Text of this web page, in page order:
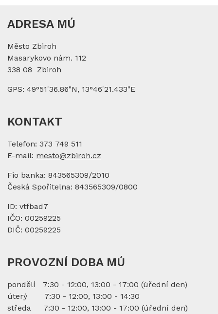
ADRESA MÚ
Město Zbiroh
Masarykovo nám. 112
338 08 Zbiroh
GPS: 49°51'36.86"N, 13°46'21.433"E
KONTAKT
Telefon: 373 749 511
E-mail: mesto@zbiroh.cz
Fio banka: 843565309/2010
Česká Spořitelna: 843565309/0800
ID: vtfbad7
IČO: 00259225
DIČ: 00259225
PROVOZNÍ DOBA MÚ
pondělí 7:30 - 12:00, 13:00 - 17:00 (úřední den)
úterý 7:30 - 12:00, 13:00 - 14:30
středa 7:30 - 12:00, 13:00 - 17:00 (úřední den)